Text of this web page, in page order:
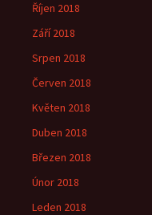
Říjen 2018
Září 2018
Srpen 2018
Červen 2018
Květen 2018
Duben 2018
Březen 2018
Únor 2018
Leden 2018